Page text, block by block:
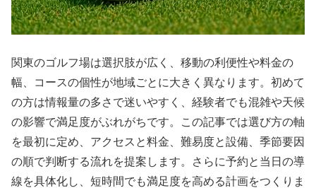
関東のゴルフ場は選択肢が広く、移動の利便性や料金の
幅、コースの個性が地域ごとに大きく異なります。初めて
の方は情報量の多さで迷いやすく、経験者でも混雑や天候
の影響で満足度がぶれがちです。この記事では選び方の軸
を最初に定め、アクセスと料金、難易度と設備、季節要因
の順で判断する流れを提案します。さらに予約と当日の導
線を具体化し、短時間でも満足度を高める計画をつくりま